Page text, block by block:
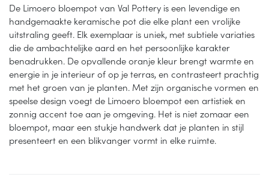
De Limoero bloempot van Val Pottery is een levendige en
handgemaakte keramische pot die elke plant een vrolijke
uitstraling geeft. Elk exemplaar is uniek, met subtiele variaties
die de ambachtelijke aard en het persoonlijke karakter
benadrukken. De opvallende oranje kleur brengt warmte en
energie in je interieur of op je terras, en contrasteert prachtig
met het groen van je planten. Met zijn organische vormen en
speelse design voegt de Limoero bloempot een artistiek en
zonnig accent toe aan je omgeving. Het is niet zomaar een
bloempot, maar een stukje handwerk dat je planten in stijl
presenteert en een blikvanger vormt in elke ruimte.